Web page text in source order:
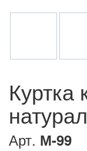
Куртка
Арт. М-99